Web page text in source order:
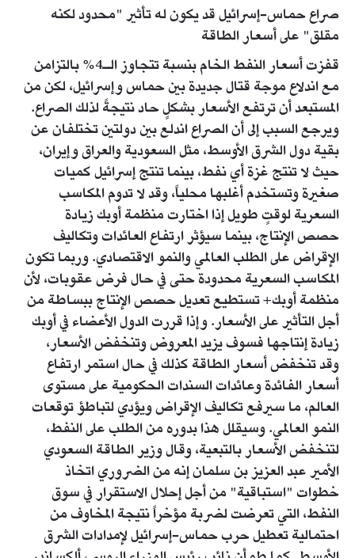
صراع حماس-إسرائيل قد يكون له تأثير "محدود لكنه
مقلق" على أسعار الطاقة
قفزت أسعار النفط الخام بنسبة تتجاوز الـ4% بالتزامن
مع اندلاع موجة قتال جديدة بين حماس وإسرائيل، لكن من
المستبعد أن ترتفع الأسعار بشكلٍ حاد نتيجةً لذلك الصراع.
ويرجع السبب إلى أن الصراع اندلع بين دولتين تختلفان عن
بقية دول الشرق الأوسط، مثل السعودية والعراق وإيران،
حيث لا تنتج غزة أي نفط، بينما تنتج إسرائيل كميات
صغيرة وتستخدم أغلبها محلياً، وقد لا تدوم المكاسب
السعرية لوقتٍ طويل إذا اختارت منظمة أوبك زيادة
حصص الإنتاج، بينما سيؤثر ارتفاع العائدات وتكاليف
الإقراض على الطلب العالمي والنمو الاقتصادي. وربما تكون
المكاسب السعرية محدودة حتى في حال فرض عقوبات، لأن
منظمة أوبك+ تستطيع تعديل حصص الإنتاج ببساطة من
أجل التأثير على الأسعار. وإذا قررت الدول الأعضاء في أوبك
زيادة إنتاجها فسوف يزيد المعروض وتنخفض الأسعار،
وقد تنخفض أسعار الطاقة كذلك في حال استمر ارتفاع
أسعار الفائدة وعائدات السندات الحكومية على مستوى
العالم، ما سيرفع تكاليف الإقراض ويؤدي لتباطؤ توقعات
النمو العالمي. وسيقلل هذا بدوره من الطلب على النفط،
لتنخفض الأسعار بالتبعية، وقال وزير الطاقة السعودي
الأمير عبد العزيز بن سلمان إنه من الضروري اتخاذ
خطوات "استباقية" من أجل إحلال الاستقرار في سوق
النفط، التي تعرضت لضربة مؤخراً نتيجة المخاوف من
احتمالية تعطيل حرب حماس-إسرائيل لإمدادات الشرق